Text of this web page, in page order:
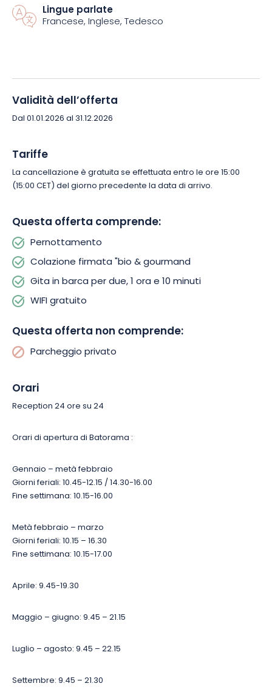
un'ora per 2 persone, durante la quale potrete contemplare lo
splendore architettonico degli edifici di Strasburgo, per i quali
gruppo familiare, vi offre la possibilità di soggiornare in
camere lussuose, moderne e prestigiose.
Lingue parlate
Francese, Inglese, Tedesco
Validità dell’offerta
Dal 01.01.2026 al 31.12.2026
Tariffe
La cancellazione è gratuita se effettuata entro le ore 15:00
(15:00 CET) del giorno precedente la data di arrivo.
Questa offerta comprende:
Pernottamento
Colazione firmata "bio & gourmand
Gita in barca per due, 1 ora e 10 minuti
WIFI gratuito
Questa offerta non comprende:
Parcheggio privato
Orari
Reception 24 ore su 24
Orari di apertura di Batorama :
Gennaio – metà febbraio
Giorni feriali: 10.45-12.15 / 14.30-16.00
Fine settimana: 10.15-16.00
Metà febbraio – marzo
Giorni feriali: 10.15 – 16.30
Fine settimana: 10.15-17.00
Aprile: 9.45-19.30
Maggio – giugno: 9.45 – 21.15
Luglio – agosto: 9.45 – 22.15
Settembre: 9.45 – 21.30